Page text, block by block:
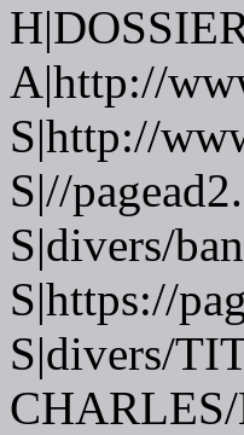
A|http://
S|http://
S|//
S|divers/
S|https://
S|divers/